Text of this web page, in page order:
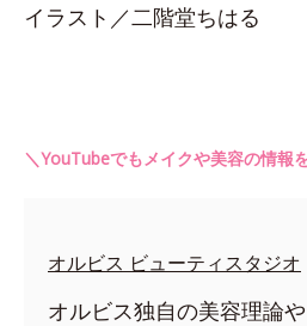
イラスト／二階堂ちはる
＼YouTubeでもメイクや美容の情報
オルビス ビューティスタジオ
オルビス独自の美容理論